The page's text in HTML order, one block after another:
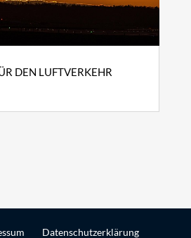
DEN LUFTVERKEHR
Datenschutzerklärung